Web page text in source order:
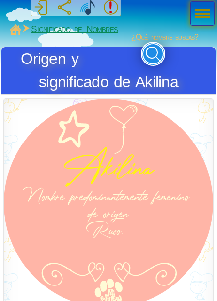
MiSabueso
Significado de Nombres
¿Qué nombre buscas?
Origen y
significado de Akilina
Men
ú